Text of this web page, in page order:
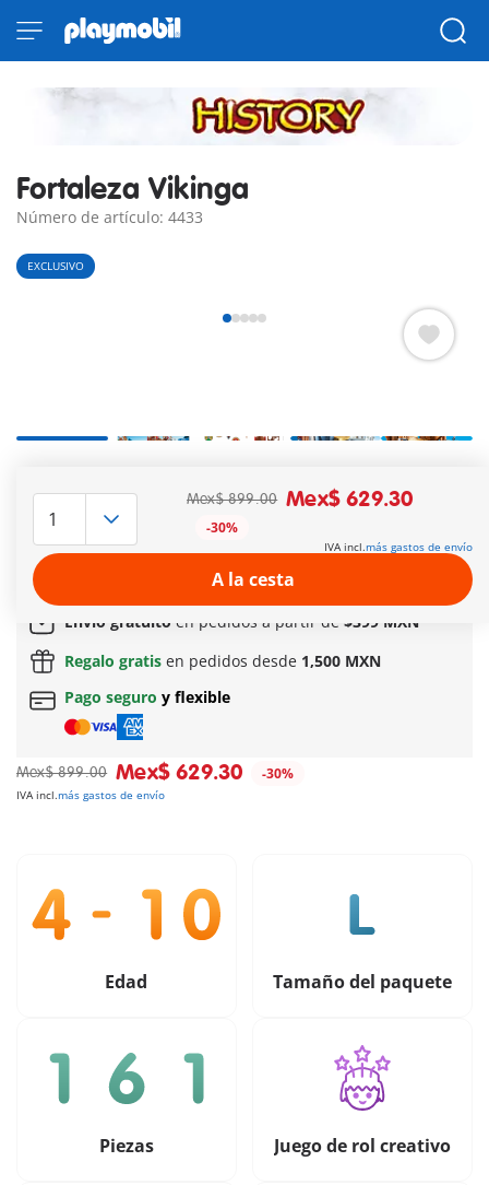
Fortaleza Vikinga
Número de artículo: 4433
EXCLUSIVO
capturados está atada al cabestrante. Un bote de remos
puede ser escondido bajo la construcción. Dimensiones:
Más información
Envío gratuito en pedidos a partir de $399 MXN
Regalo gratis en pedidos desde 1,500 MXN
Pago seguro y flexible
Mex$ 899.00 Mex$ 629.30 -30%
IVA incl.más gastos de envío
Mex$ 899.00 Mex$ 629.30
-30%
IVA incl.más gastos de envío
A la cesta
Edad Tamaño del paquete
Piezas Juego de rol creativo